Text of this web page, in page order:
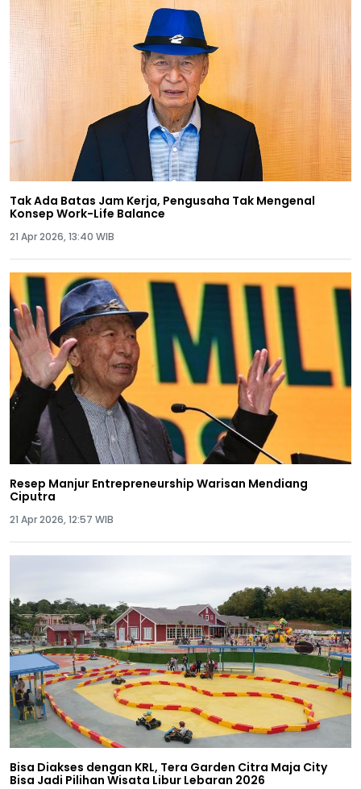
Tak Ada Batas Jam Kerja, Pengusaha Tak Mengenal
Konsep Work-Life Balance
21 Apr 2026, 13:40 WIB
Resep Manjur Entrepreneurship Warisan Mendiang
Ciputra
21 Apr 2026, 12:57 WIB
Bisa Diakses dengan KRL, Tera Garden Citra Maja City
Bisa Jadi Pilihan Wisata Libur Lebaran 2026